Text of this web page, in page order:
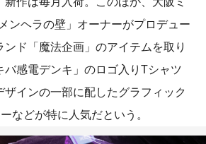
ンヘラの壁」オーナーがプロデュー
ンド「魔法企画」のアイテムを取り
バ感電デンキ」のロゴ入りTシャツ
インの一部に配したグラフィック
などが特に人気だという。